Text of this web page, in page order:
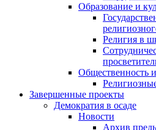
Образование и
Религия в
Завершенные проекты
Демократия в осаде
Новости
Архив